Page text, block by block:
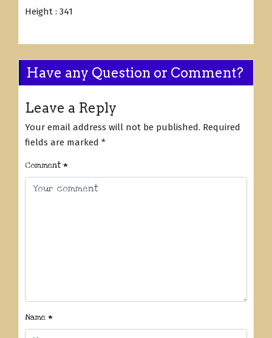
Height : 341
Have any Question or Comment?
Leave a Reply
Your email address will not be published. Required
fields are marked *
Comment *
Name *